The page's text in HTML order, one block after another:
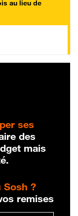
au lieu de
ses
des
mais
Sosh ?
remises